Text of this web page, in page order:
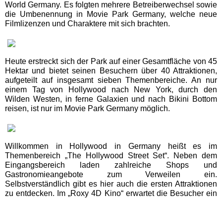
Baden-Württemberg
Freizeitparks
Erlebnispark Tripsdrill
Europa-Park
Funny-World
Schwaben Park
Steinwasen Park
Tatzmania
World Germany. Es folgten mehrere Betreiberwechsel sowie
die Umbenennung in Movie Park Germany, welche neue
Filmlizenzen und Charaktere mit sich brachten.
Heute erstreckt sich der Park auf einer Gesamtfläche von 45
Hektar und bietet seinen Besuchern über 40 Attraktionen,
aufgeteilt auf insgesamt sieben Themenbereiche. An nur
einem Tag von Hollywood nach New York, durch den
Wilden Westen, in ferne Galaxien und nach Bikini Bottom
reisen, ist nur im Movie Park Germany möglich.
Willkommen in Hollywood in Germany heißt es im
Themenbereich „The Hollywood Street Set“. Neben dem
Eingangsbereich laden zahlreiche Shops und
Gastronomieangebote zum Verweilen ein.
Selbstverständlich gibt es hier auch die ersten Attraktionen
zu entdecken. Im „Roxy 4D Kino“ erwartet die Besucher ein